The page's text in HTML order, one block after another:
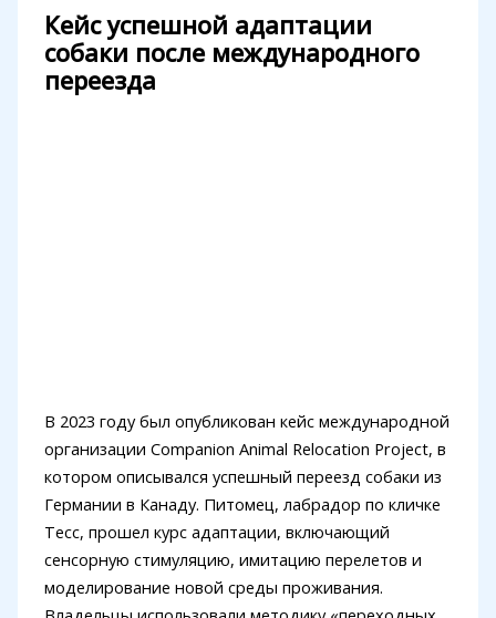
Кейс успешной адаптации
собаки после международного
переезда
В 2023 году был опубликован кейс международной
организации Companion Animal Relocation Project, в
котором описывался успешный переезд собаки из
Германии в Канаду. Питомец, лабрадор по кличке
Тесс, прошел курс адаптации, включающий
сенсорную стимуляцию, имитацию перелетов и
моделирование новой среды проживания.